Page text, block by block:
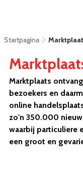
Startpagina
Marktplaats
bezoekers en
online
zo'n 350.000
waarbij particuliere
een groot en